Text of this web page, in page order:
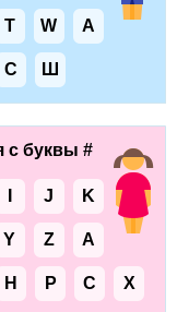
T W А
С Ш
с буквы #
J K
Y Z А
Н Р С Х